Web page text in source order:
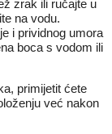
zrak ili ručajte u
na vodu.
i prividnog umora
boca s vodom ili
primijetit ćete
već nakon